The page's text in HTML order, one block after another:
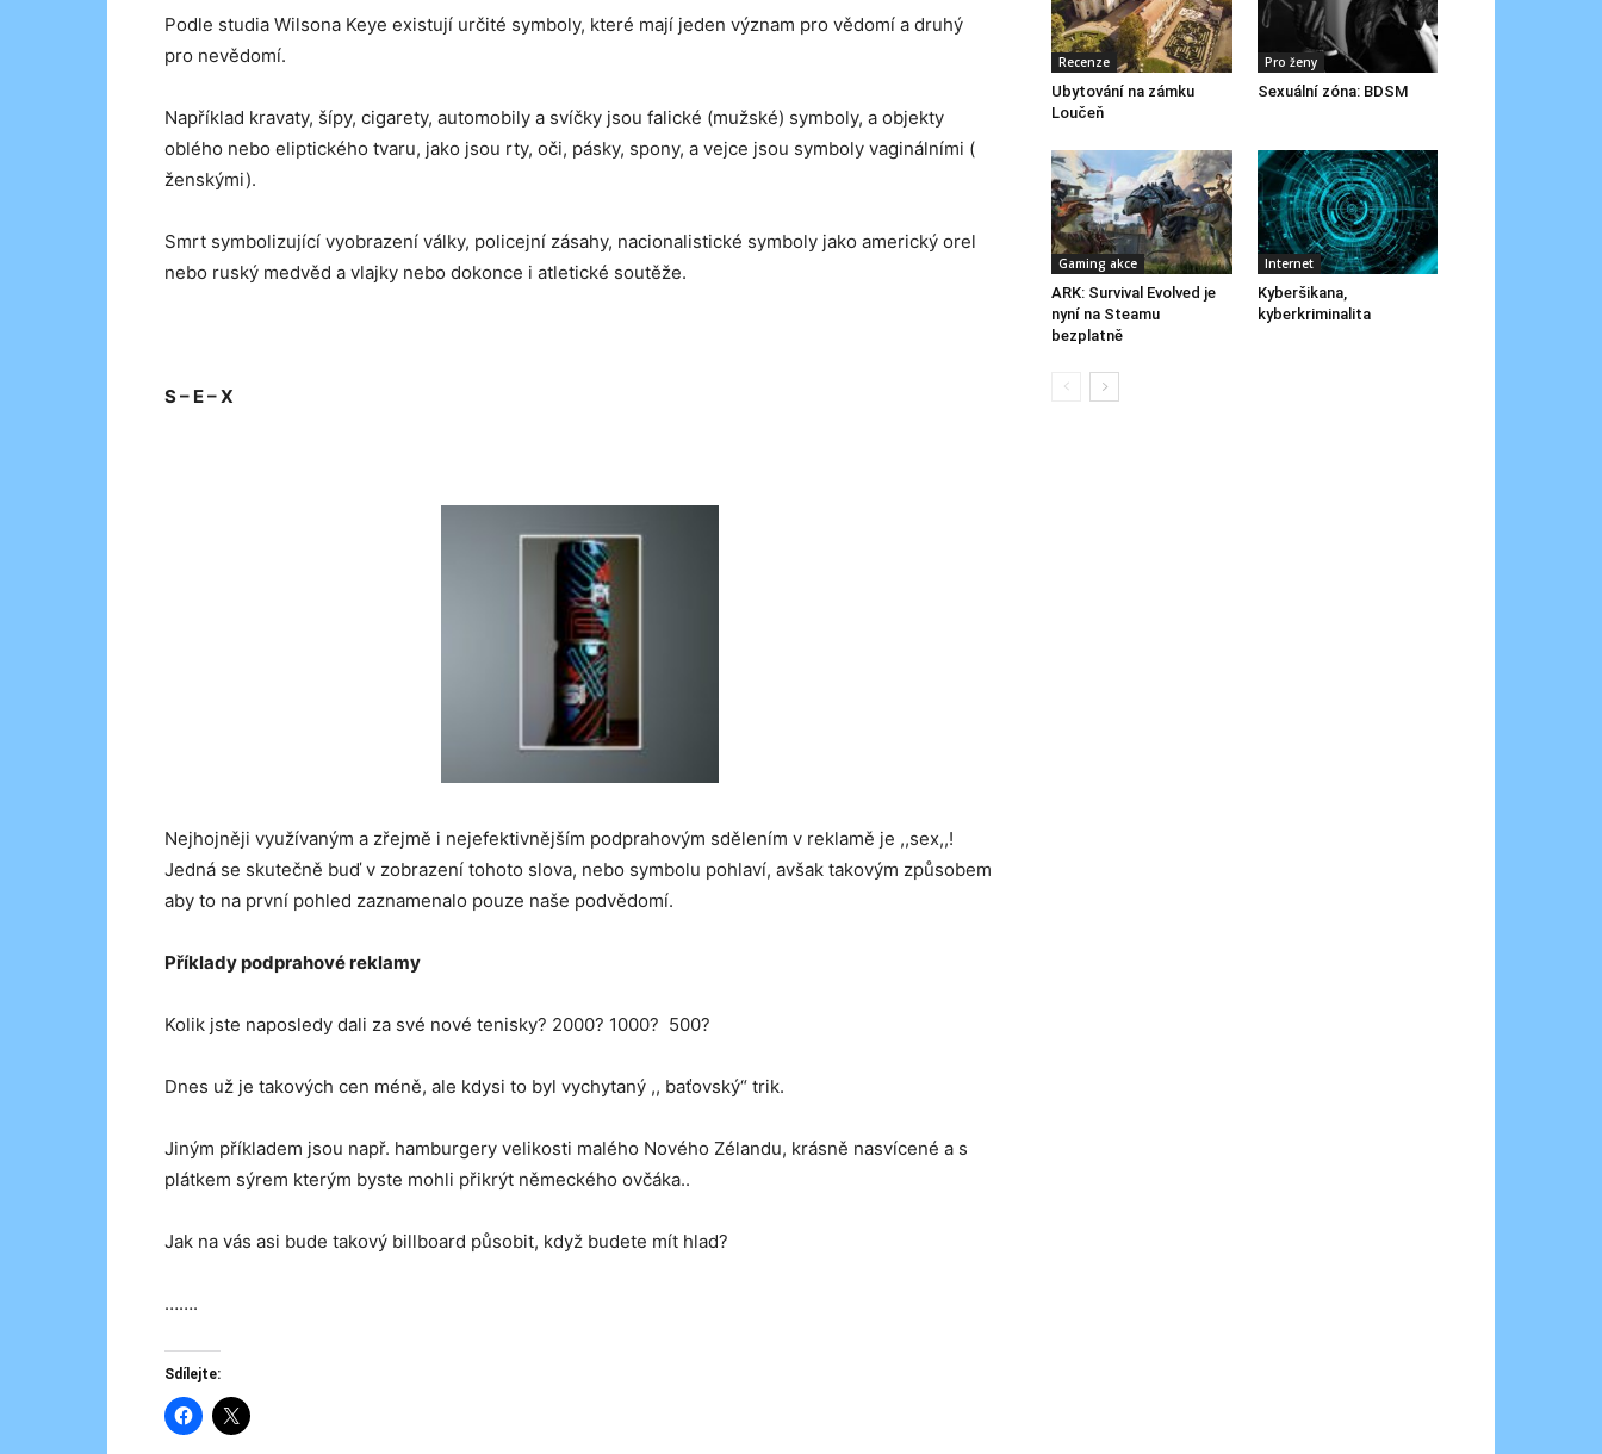
Podle studia Wilsona Keye existují určité symboly, které mají jeden význam pro vědomí a druhý
pro nevědomí.
Například kravaty, šípy, cigarety, automobily a svíčky jsou falické (mužské) symboly, a objekty
oblého nebo eliptického tvaru, jako jsou rty, oči, pásky, spony, a vejce jsou symboly vaginálními (
ženskými).
Smrt symbolizující vyobrazení války, policejní zásahy, nacionalistické symboly jako americký orel
nebo ruský medvěd a vlajky nebo dokonce i atletické soutěže.
S – E – X
Nejhojněji využívaným a zřejmě i nejefektivnějším podprahovým sdělením v reklamě je ,,sex,,!
Jedná se skutečně buď v zobrazení tohoto slova, nebo symbolu pohlaví, avšak takovým způsobem
aby to na první pohled zaznamenalo pouze naše podvědomí.
Příklady podprahové reklamy
Kolik jste naposledy dali za své nové tenisky? 2000? 1000? 500?
Dnes už je takových cen méně, ale kdysi to byl vychytaný ,, baťovský“ trik.
Jiným příkladem jsou např. hamburgery velikosti malého Nového Zélandu, krásně nasvícené a s
plátkem sýrem kterým byste mohli přikrýt německého ovčáka..
Jak na vás asi bude takový billboard působit, když budete mít hlad?
…….
Sdílejte:
Recenze
Ubytování na zámku
Loučeň
Pro ženy
Sexuální zóna: BDSM
Gaming akce
ARK: Survival Evolved je
nyní na Steamu
bezplatně
Internet
Kyberšikana,
kyberkriminalita